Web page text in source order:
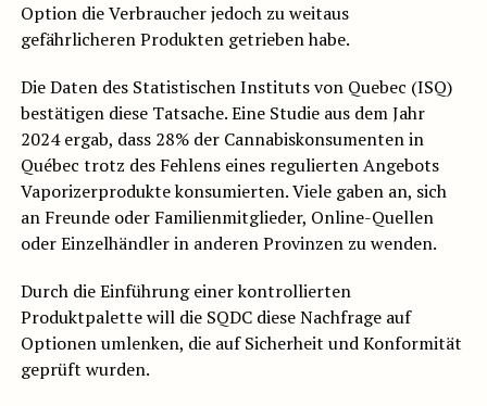
Option die Verbraucher jedoch zu weitaus
gefährlicheren Produkten getrieben habe.
Die Daten des Statistischen Instituts von Quebec (ISQ)
bestätigen diese Tatsache. Eine Studie aus dem Jahr
2024 ergab, dass 28% der Cannabiskonsumenten in
Québec trotz des Fehlens eines regulierten Angebots
Vaporizerprodukte konsumierten. Viele gaben an, sich
an Freunde oder Familienmitglieder, Online-Quellen
oder Einzelhändler in anderen Provinzen zu wenden.
Durch die Einführung einer kontrollierten
Produktpalette will die SQDC diese Nachfrage auf
Optionen umlenken, die auf Sicherheit und Konformität
geprüft wurden.